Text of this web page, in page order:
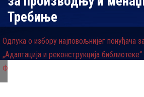
Требиње
Одлука о избору најповољнијег понуђача
„Адаптација и реконструкција
Факултета за производњу и менаџмент